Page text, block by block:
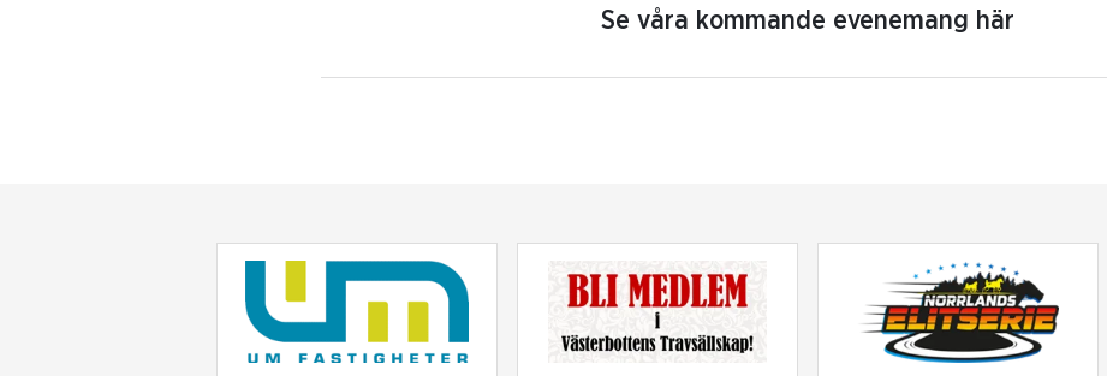
Se våra kommande evenemang här